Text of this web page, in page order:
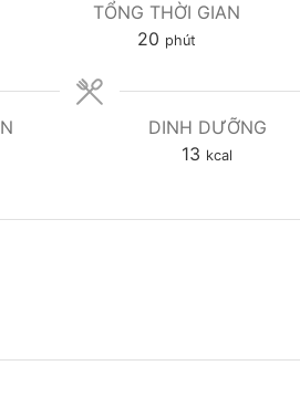
TỔNG THỜI GIAN
20 phút
DINH DƯỠNG
13 kcal